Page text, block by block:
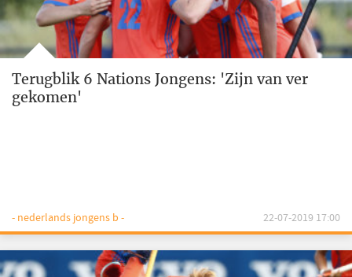
Terugblik 6 Nations Jongens: 'Zijn van ver
gekomen'
- nederlands jongens b - 22-07-2019 17:00